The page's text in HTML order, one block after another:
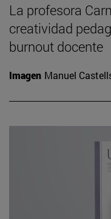
La profesora
creatividad
burnout docente
Imagen Manuel